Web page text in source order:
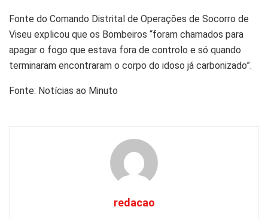
Fonte do Comando Distrital de Operações de Socorro de
Viseu explicou que os Bombeiros “foram chamados para
apagar o fogo que estava fora de controlo e só quando
terminaram encontraram o corpo do idoso já carbonizado”.
Fonte: Notícias ao Minuto
redacao